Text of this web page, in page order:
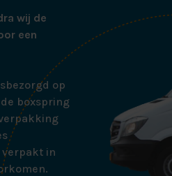
wij de
een
op
boxspring
in